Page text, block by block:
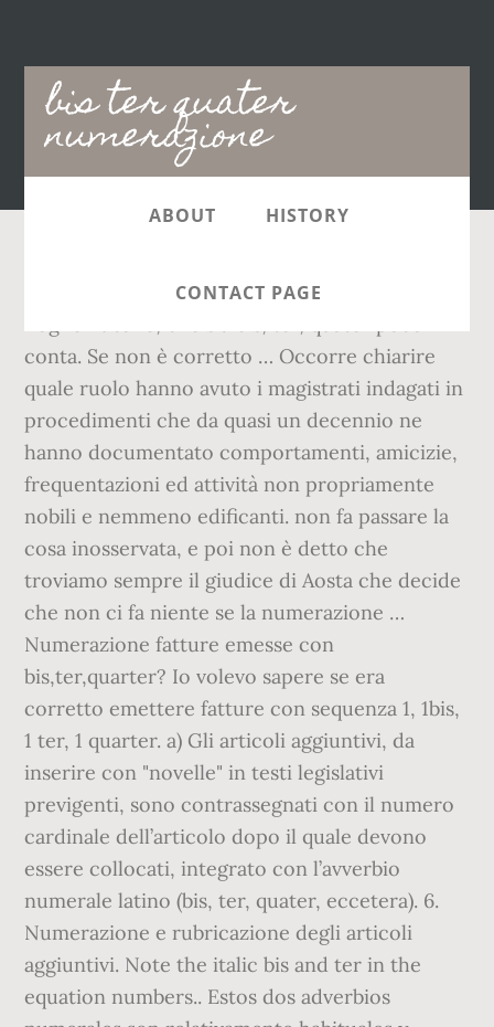
bis ter quater
numerazione
Main
navigation
ABOUT HISTORY
CONTACT PAGE
ecc. Ma tutto ha un denominatore comune:
conta. Se non è corretto … Occorre chiarire
quale ruolo hanno avuto i magistrati indagati in
procedimenti che da quasi un decennio ne
hanno documentato comportamenti, amicizie,
frequentazioni ed attività non propriamente
nobili e nemmeno edificanti. non fa passare la
cosa inosservata, e poi non è detto che
troviamo sempre il giudice di Aosta che decide
che non ci fa niente se la numerazione …
Numerazione fatture emesse con
bis,ter,quarter? Io volevo sapere se era
corretto emettere fatture con sequenza 1, 1bis,
1 ter, 1 quarter. a) Gli articoli aggiuntivi, da
inserire con "novelle" in testi legislativi
previgenti, sono contrassegnati con il numero
cardinale dell’articolo dopo il quale devono
essere collocati, integrato con l’avverbio
numerale latino (bis, ter, quater, eccetera). 6.
Numerazione e rubricazione degli articoli
aggiuntivi. Note the italic bis and ter in the
equation numbers.. Estos dos adverbios